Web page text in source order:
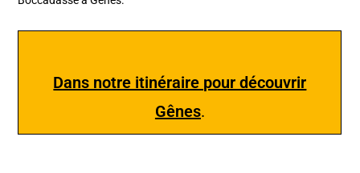
Dans notre itinéraire pour découvrir
Gênes.